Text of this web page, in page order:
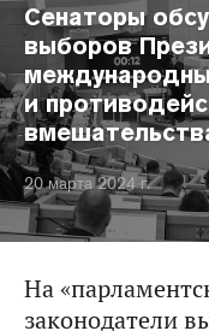
Сенаторы
выборов
и
20 марта 2024 г.
На
законодатели